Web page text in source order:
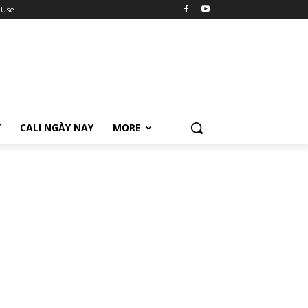
CALI NGÀY NAY MORE